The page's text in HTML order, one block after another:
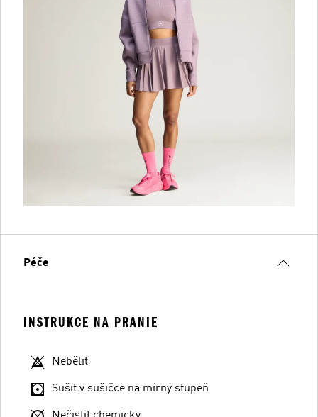
Péče
INSTRUKCE NA PRANIE
Nebělit
Sušit v sušičce na mírný stupeň